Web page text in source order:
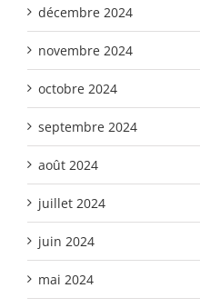
décembre 2024
novembre 2024
octobre 2024
septembre 2024
août 2024
juillet 2024
juin 2024
mai 2024